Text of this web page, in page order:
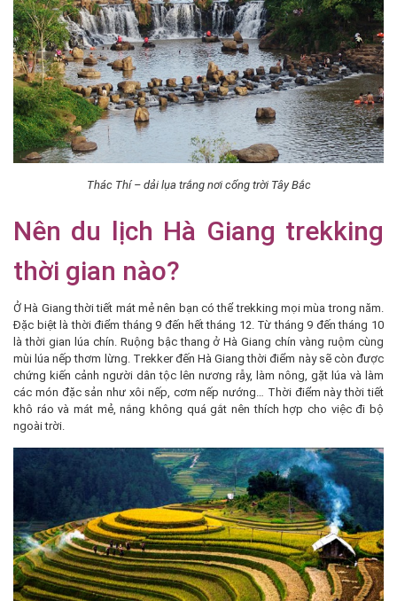
Thác Thí – dải lụa trắng nơi cổng trời Tây Bắc
Nên du lịch Hà Giang trekking
thời gian nào?
Ở Hà Giang thời tiết mát mẻ nên bạn có thể trekking mọi mùa trong năm.
Đặc biệt là thời điểm tháng 9 đến hết tháng 12. Từ tháng 9 đến tháng 10
là thời gian lúa chín. Ruộng bậc thang ở Hà Giang chín vàng ruộm cùng
mùi lúa nếp thơm lừng. Trekker đến Hà Giang thời điểm này sẽ còn được
chứng kiến cảnh người dân tộc lên nương rẫy, làm nông, gặt lúa và làm
các món đặc sản như xôi nếp, cơm nếp nướng… Thời điểm này thời tiết
khô ráo và mát mẻ, nắng không quá gắt nên thích hợp cho việc đi bộ
ngoài trời.